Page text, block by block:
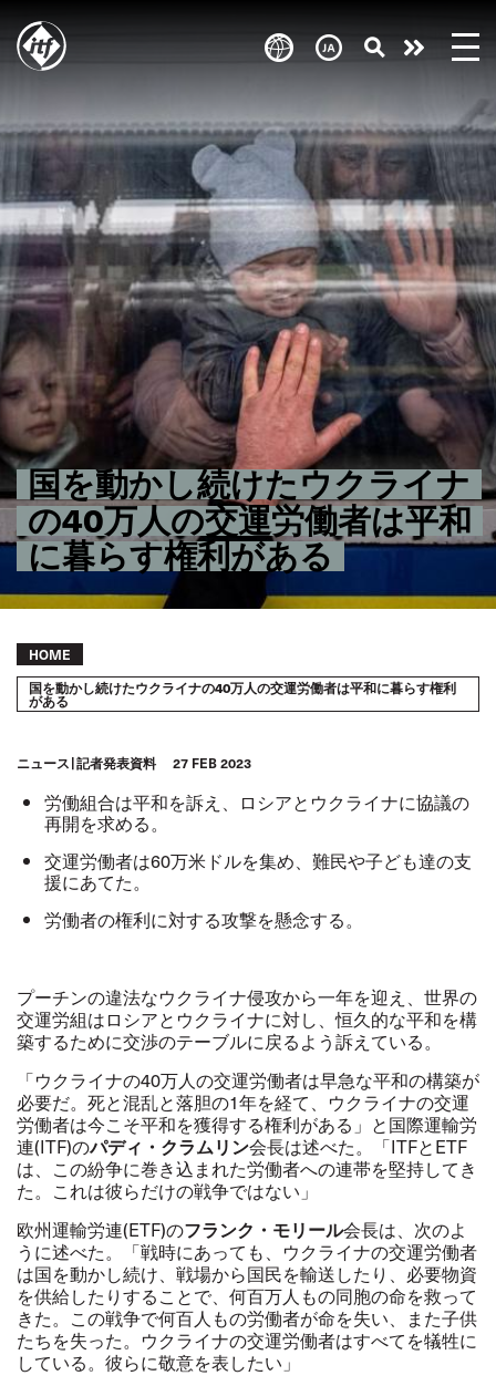
main
国を動かし続けたウクライナ
の40万人の交運労働者は平和
に暮らす権利がある
Take
action
Breadcrumb
HOME
国を動かし続けたウクライナの40万人の交運労働者は平和に暮らす権利
がある
ニュース 記者発表資料 27 FEB 2023
労働組合は平和を訴え、ロシアとウクライナに協議の
再開を求める。
交運労働者は60万米ドルを集め、難民や子ども達の支
援にあてた。
労働者の権利に対する攻撃を懸念する。
プーチンの違法なウクライナ侵攻から一年を迎え、世界の
交運労組はロシアとウクライナに対し、恒久的な平和を構
築するために交渉のテーブルに戻るよう訴えている。
「ウクライナの40万人の交運労働者は早急な平和の構築が
必要だ。死と混乱と落胆の1年を経て、ウクライナの交運
労働者は今こそ平和を獲得する権利がある」と国際運輸労
連(ITF)のパディ・クラムリン会長は述べた。「ITFとETF
は、この紛争に巻き込まれた労働者への連帯を堅持してき
た。これは彼らだけの戦争ではない」
欧州運輸労連(ETF)のフランク・モリール会長は、次のよ
うに述べた。「戦時にあっても、ウクライナの交運労働者
は国を動かし続け、戦場から国民を輸送したり、必要物資
を供給したりすることで、何百万人もの同胞の命を救って
きた。この戦争で何百人もの労働者が命を失い、また子供
たちを失った。ウクライナの交運労働者はすべてを犠牲に
している。彼らに敬意を表したい」